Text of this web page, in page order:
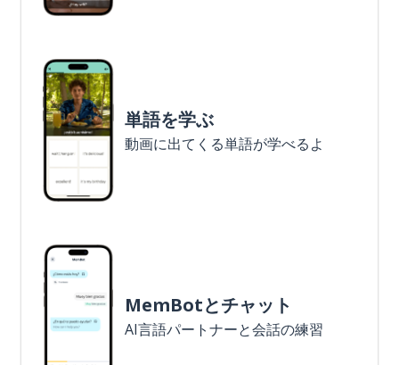
単語を学ぶ
動画に出てくる単語が学べるよ
MemBotとチャット
AI言語パートナーと会話の練習